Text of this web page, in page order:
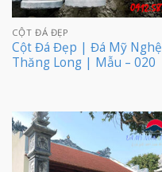
CỘT ĐÁ ĐẸP
Cột Đá Đẹp | Đá Mỹ Nghệ
Thăng Long | Mẫu – 020